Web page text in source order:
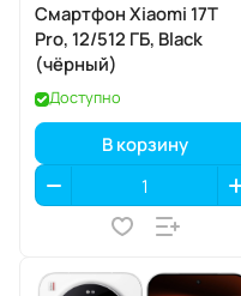
Смартфон Xiaomi 17T
Pro, 12/512 ГБ, Black
(чёрный)
Доступно
В корзину